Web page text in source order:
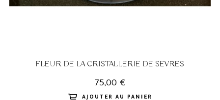
FLEUR DE LA CRISTALLERIE DE SEVRES
75,00 €
AJOUTER AU PANIER